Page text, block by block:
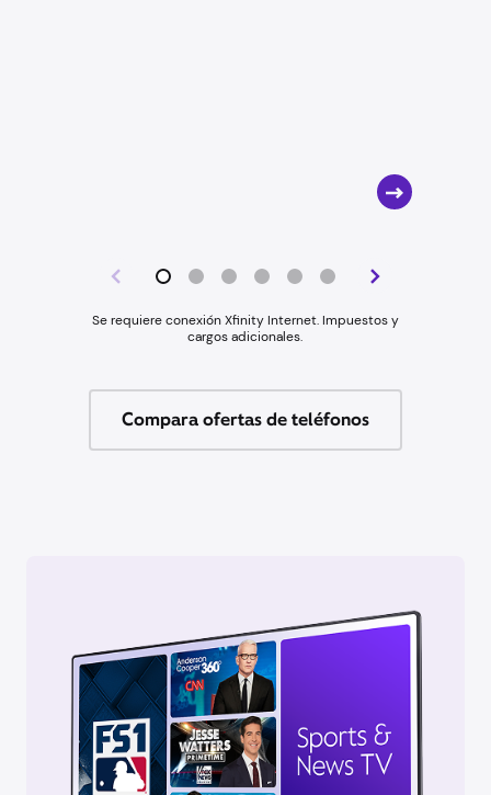
Se requiere conexión Xfinity Internet. Impuestos y
cargos adicionales.
Compara ofertas de teléfonos